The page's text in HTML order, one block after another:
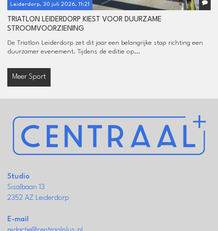
Leiderdorp, 30 juli 2026, 11:21
TRIATLON LEIDERDORP KIEST VOOR DUURZAME
STROOMVOORZIENING
De Triatlon Leiderdorp zet dit jaar een belangrijke stap richting een
duurzamer evenement. Tijdens de editie op...
Meer Sport
Studio
Sisalbaan 13
2352 AZ Leiderdorp
E-mail